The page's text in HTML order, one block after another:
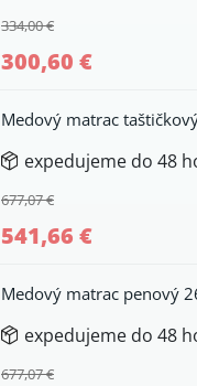
334,00 €
300,60 €
Medový matrac
expedujeme do 48
677,07 €
541,66 €
Medový matrac penový
expedujeme do 48
677,07 €